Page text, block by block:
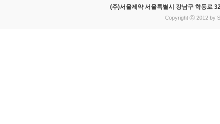
(주)서울제약 서울특별시 강남구 학동로
Copyright ⓒ 2012 by